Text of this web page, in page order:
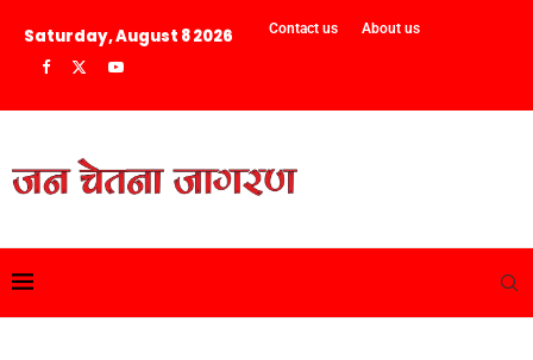
Saturday, August 8 2026 Contact us About us